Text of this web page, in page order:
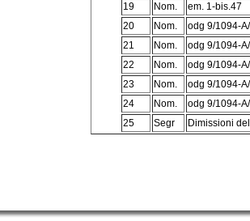
19
Nom.
em. 1-bis.47
20
Nom.
odg 9/1094-
21
Nom.
odg 9/1094-
22
Nom.
odg 9/1094-
23
Nom.
odg 9/1094-
24
Nom.
odg 9/1094-
25
Segr Dimissioni